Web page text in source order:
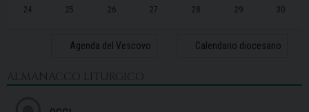
24 25 26 27 28 29 30
Agenda del Vescovo Calendario diocesano
ALMANACCO LITURGICO